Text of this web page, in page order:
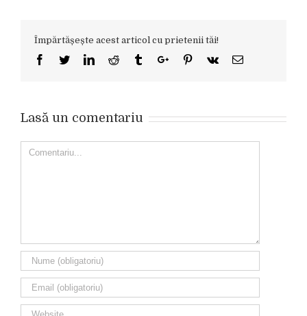
Împărtășește acest articol cu prietenii tăi!
Facebook
TwitterLinkedinReddit TumblrGoogle+Pinterest
Vk Email
Lasă un comentariu
Comment